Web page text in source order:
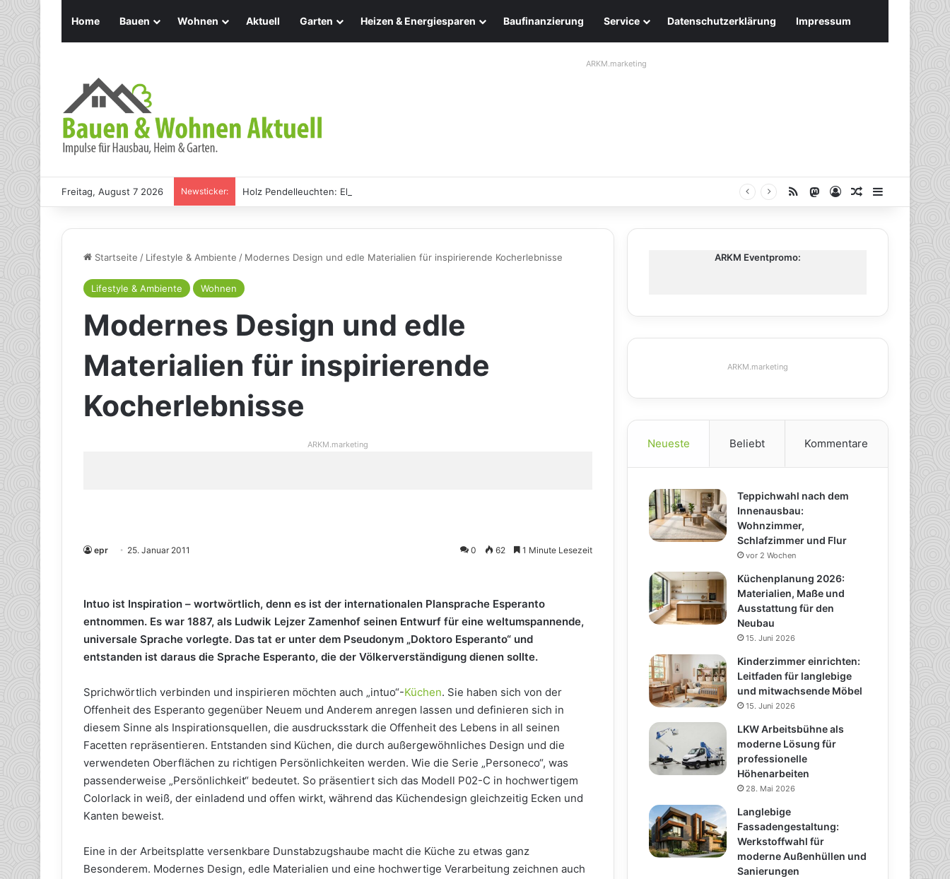
Home Bauen Wohnen Aktuell Garten Heizen & Energiesparen Baufinanzierung Service Datenschutzerklärung Impressum
ARKM.marketing
Freitag, August 7 2026 Newsticker: Holz Pendelleuchten: Eleganz und Nachhaltigkeit für Ihr Zuhause RSS Mastodon
AnmeldenZufälliger
Startseite / Lifestyle & Ambiente / Modernes Design und edle Materialien für inspirierende Kocherlebnisse
Lifestyle & Ambiente Wohnen
Modernes Design und edle
Materialien für inspirierende
Kocherlebnisse
ARKM.marketing
epr 25. Januar 2011 0 62 1 Minute Lesezeit
Intuo ist Inspiration – wortwörtlich, denn es ist der internationalen Plansprache Esperanto
entnommen. Es war 1887, als Ludwik Lejzer Zamenhof seinen Entwurf für eine weltumspannende,
universale Sprache vorlegte. Das tat er unter dem Pseudonym „Doktoro Esperanto“ und
entstanden ist daraus die Sprache Esperanto, die der Völkerverständigung dienen sollte.
Sprichwörtlich verbinden und inspirieren möchten auch „intuo“-Küchen. Sie haben sich von der
Offenheit des Esperanto gegenüber Neuem und Anderem anregen lassen und definieren sich in
diesem Sinne als Inspirationsquellen, die ausdrucksstark die Offenheit des Lebens in all seinen
Facetten repräsentieren. Entstanden sind Küchen, die durch außergewöhnliches Design und die
verwendeten Oberflächen zu richtigen Persönlichkeiten werden. Wie die Serie „Personeco“, was
passenderweise „Persönlichkeit“ bedeutet. So präsentiert sich das Modell P02-C in hochwertigem
Colorlack in weiß, der einladend und offen wirkt, während das Küchendesign gleichzeitig Ecken und
Kanten beweist.
Eine in der Arbeitsplatte versenkbare Dunstabzugshaube macht die Küche zu etwas ganz
Besonderem. Modernes Design, edle Materialien und eine hochwertige Verarbeitung zeichnen auch
ARKM Eventpromo:
ARKM.marketing
Neueste Beliebt Kommentare
Teppichwahl nach dem
Innenausbau:
Wohnzimmer,
Schlafzimmer und Flur
vor 2 Wochen
Küchenplanung 2026:
Materialien, Maße und
Ausstattung für den
Neubau
15. Juni 2026
Kinderzimmer einrichten:
Leitfaden für langlebige
und mitwachsende Möbel
15. Juni 2026
LKW Arbeitsbühne als
moderne Lösung für
professionelle
Höhenarbeiten
28. Mai 2026
Langlebige
Fassadengestaltung:
Werkstoffwahl für
moderne Außenhüllen und
Sanierungen